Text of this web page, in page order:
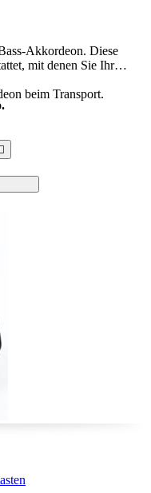
Akkordeon. Diese
mit denen Sie Ihr
beim Transport.
